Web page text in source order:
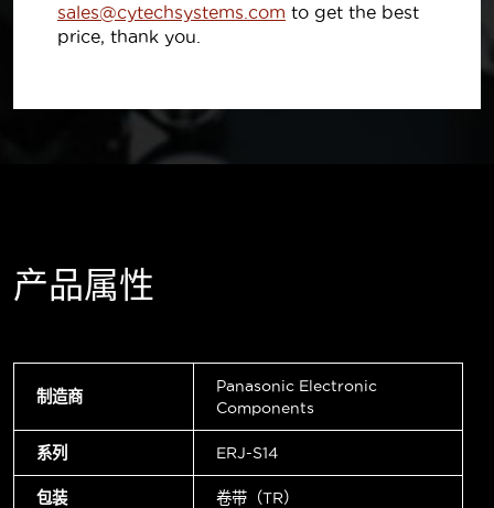
sales@cytechsystems.com to get the best
price, thank you.
产品属性
制造商
Panasonic Electronic
Components
系列 ERJ-S14
包装 卷带（TR）